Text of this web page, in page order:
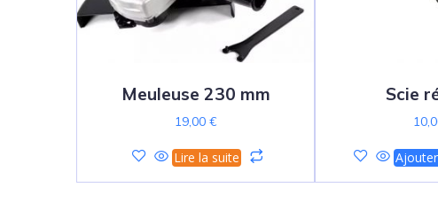
Meuleuse 230 mm
19,00 €
Lire la suite
Scie